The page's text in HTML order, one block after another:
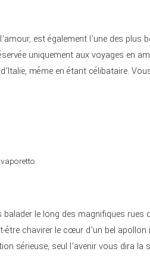
est également l’une des plus
uniquement aux voyages en
même en étant célibataire.
le long des magnifiques rues
chavirer le cœur d’un bel apollon
sérieuse, seul l’avenir vous dira la